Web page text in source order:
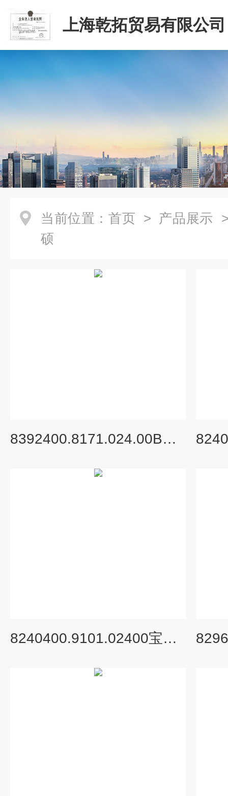
上海乾拓贸易有限公司
当前位置： 首页 > 产品展示
硕
8392400.8171.024.00BUSCHJOST角座阀结构与分类
8240400.9101.02400宝硕BUSCHJOST隔膜阀产品特性一览